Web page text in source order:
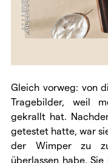
Gleich vorweg: von
Tragebilder, weil
gekrallt hat.
getestet hatte, war
der Wimper zu
überlassen habe.